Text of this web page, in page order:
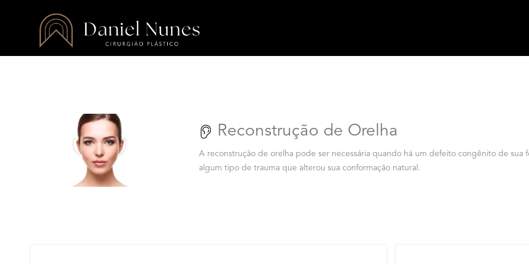
Reconstrução de Orelha
A reconstrução de orelha pode ser necessária quando há um defeito congênito de sua
algum tipo de trauma que alterou sua conformação natural.